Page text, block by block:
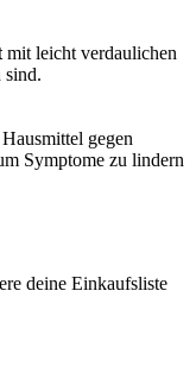
mit leicht verdaulichen
sind.
gegen
Symptome zu lindern
deine Einkaufsliste